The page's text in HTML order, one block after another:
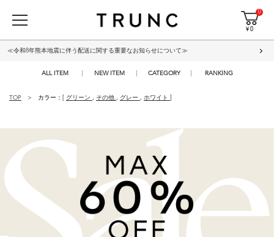
0
¥ 0
≪令和8年熊本地震に伴う配送に関する重要なお知らせについて≫
ALL ITEM NEW ITEM CATEGORY RANKING
TOP カラー：[ グリーン , その他 , グレー , ホワイト